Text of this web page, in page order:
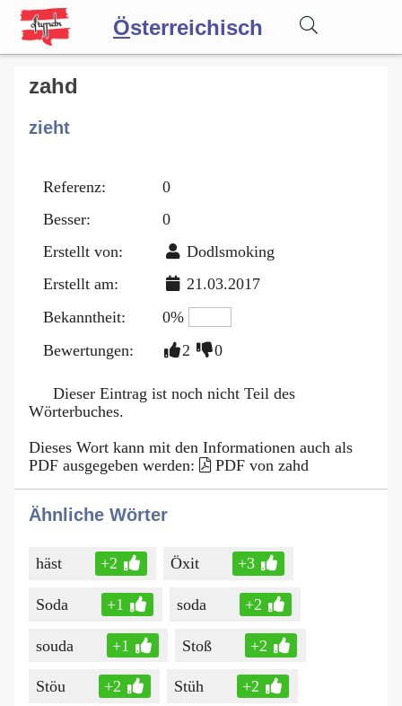
Österreichisch
Wörterbuch
Forum
Blog
zahd
zieht
Referenz:
0
Besser:
0
Erstellt von:
Dodlsmoking
Erstellt am:
21.03.2017
Bekanntheit:
0%
Bewertungen:
2 0
Dieser Eintrag ist noch nicht Teil des
Wörterbuches.
Dieses Wort kann mit den Informationen auch als
PDF ausgegeben werden:
PDF von zahd
Ähnliche Wörter
häst +2 Öxit +3
Soda +1 soda +2
souda +1 Stoß +2
Stöu +2 Stüh +2